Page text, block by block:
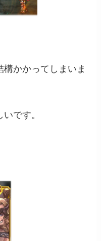
かかってしまいま
です。